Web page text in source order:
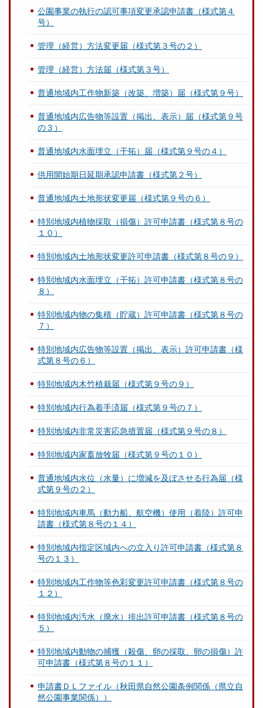
公園事業の執行の認可事項変更承認申請書（様式第４
号）
管理（経営）方法変更届（様式第３号の２）
管理（経営）方法届（様式第３号）
普通地域内工作物新築（改築、増築）届（様式第９号）
普通地域内広告物等設置（掲出、表示）届（様式第９号
の３）
普通地域内水面埋立（干拓）届（様式第９号の４）
供用開始期日延期承認申請書（様式第２号）
普通地域内土地形状変更届（様式第９号の６）
特別地域内植物採取（損傷）許可申請書（様式第８号の
１０）
特別地域内土地形状変更許可申請書（様式第８号の９）
特別地域内水面埋立（干拓）許可申請書（様式第８号の
８）
特別地域内物の集積（貯蔵）許可申請書（様式第８号の
７）
特別地域内広告物等設置（掲出、表示）許可申請書（様
式第８号の６）
特別地域内木竹植栽届（様式第９号の９）
特別地域内行為着手済届（様式第９号の７）
特別地域内非常災害応急措置届（様式第９号の８）
特別地域内家畜放牧届（様式第９号の１０）
普通地域内水位（水量）に増減を及ぼさせる行為届（様
式第９号の２）
特別地域内車馬（動力船、航空機）使用（着陸）許可申
請書（様式第８号の１４）
特別地域内指定区域内への立入り許可申請書（様式第８
号の１３）
特別地域内工作物等色彩変更許可申請書（様式第８号の
１２）
特別地域内汚水（廃水）排出許可申請書（様式第８号の
５）
特別地域内動物の捕獲（殺傷、卵の採取、卵の損傷）許
可申請書（様式第８号の１１）
申請書ＤＬファイル（秋田県自然公園条例関係（県立自
然公園事業関係））